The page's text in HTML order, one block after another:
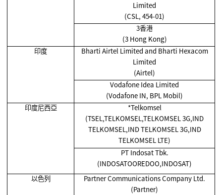
Limited
(CSL, 454-01)
3香港
(3 Hong Kong)
印度
Bharti Airtel Limited and Bharti Hexacom
Limited
(Airtel)
Vodafone Idea Limited
(Vodafone IN, BPL Mobil)
印度尼西亞
*Telkomsel
(TSEL,TELKOMSEL,TELKOMSEL 3G,IND
TELKOMSEL,IND TELKOMSEL 3G,IND
TELKOMSEL LTE)
PT Indosat Tbk.
(INDOSATOOREDOO,INDOSAT)
以色列
Partner Communications Company Ltd.
(Partner)